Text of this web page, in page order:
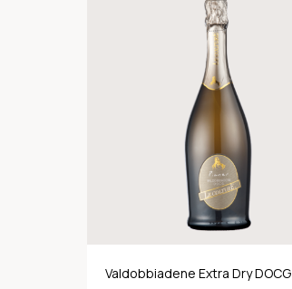
Valdobbiadene Extra Dry DOCG